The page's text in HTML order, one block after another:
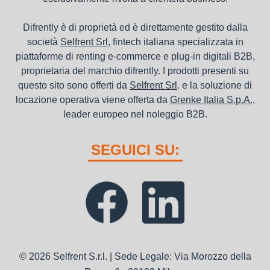
Difrently è di proprietà ed è direttamente gestito dalla
società Selfrent Srl , fintech italiana specializzata in
piattaforme di renting e-commerce e plug-in digitali B2B,
proprietaria del marchio difrently. I prodotti presenti su
questo sito sono offerti da Selfrent Srl . e la soluzione di
locazione operativa viene offerta da Grenke Italia S.p.A.,
leader europeo nel noleggio B2B.
SEGUICI SU:
© 2026 Selfrent S.r.l. | Sede Legale: Via Morozzo della